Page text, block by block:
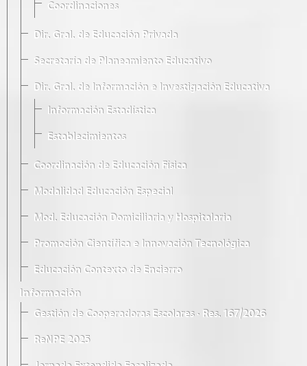
Coordinaciones
Dir. Gral. de Educación Privada
Secretaría de Planeamiento Educativo
Dir. Gral. de Información e Investigación Educativa
Información Estadística
Establecimientos
Coordinación de Educación Física
Modalidad Educación Especial
Mod. Educación Domiciliaria y Hospitalaria
Promoción Científica e Innovación Tecnológica
Educación Contexto de Encierro
Información
Gestión de Cooperadoras Escolares · Res. 167/2026
ReNPE 2025